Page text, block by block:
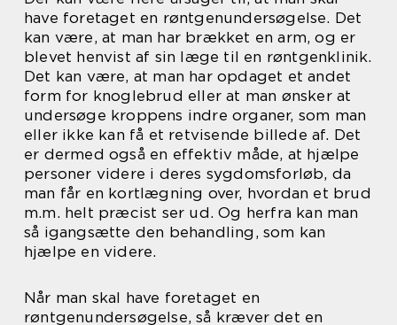
have foretaget en røntgenundersøgelse. Det
kan være, at man har brækket en arm, og er
blevet henvist af sin læge til en røntgenklinik.
Det kan være, at man har opdaget et andet
form for knoglebrud eller at man ønsker at
undersøge kroppens indre organer, som man
eller ikke kan få et retvisende billede af. Det
er dermed også en effektiv måde, at hjælpe
personer videre i deres sygdomsforløb, da
man får en kortlægning over, hvordan et brud
m.m. helt præcist ser ud. Og herfra kan man
så igangsætte den behandling, som kan
hjælpe en videre.
Når man skal have foretaget en
røntgenundersøgelse, så kræver det en